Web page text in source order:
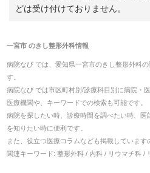
どは受け付けておりません。
一宮市のきし整形外科情報
病院なび では、 愛知県一宮市のきし整形外科の
す。
病院なび では市区町村別/診療科目別に病院・
医療機関や、キーワードでの検索も可能です。
病院を探したい時、診療時間を調べたい時、
を知りたい時に便利です。
また、役立つ医療コラムなども掲載しています
関連キーワード: 整形外科 / 内科 / リウマチ科 /